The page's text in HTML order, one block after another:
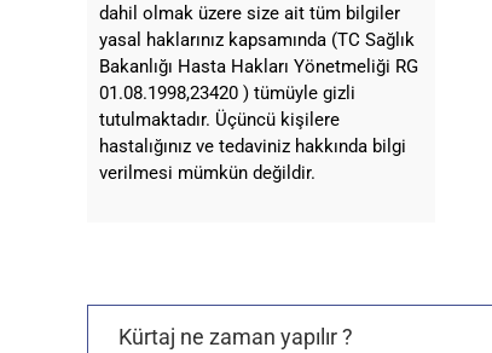
dahil olmak üzere size ait tüm bilgiler
yasal haklarınız kapsamında (TC Sağlık
Bakanlığı Hasta Hakları Yönetmeliği RG
01.08.1998,23420 ) tümüyle gizli
tutulmaktadır. Üçüncü kişilere
hastalığınız ve tedaviniz hakkında bilgi
verilmesi mümkün değildir.
Kürtaj ne zaman yapılır ?